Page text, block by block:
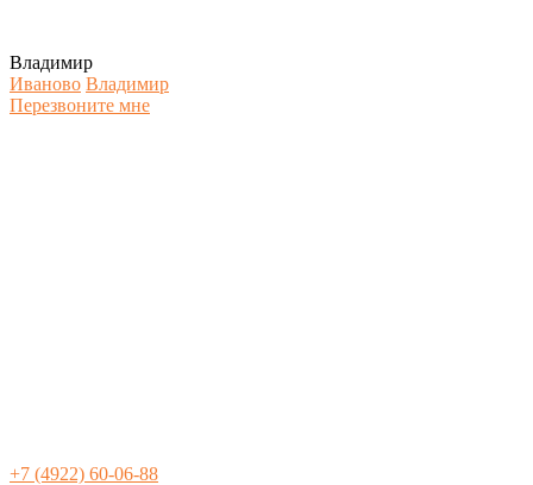
Владимир
Иваново Владимир
Перезвоните мне
+7 (4922) 60-06-88